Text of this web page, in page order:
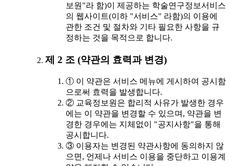
보원"라 함)이 제공하는 학술연구정보서비스
의 웹사이트(이하 "서비스" 라함)의 이용에
관한 조건 및 절차와 기타 필요한 사항을 규
정하는 것을 목적으로 합니다.
제 2 조 (약관의 효력과 변경)
① 이 약관은 서비스 메뉴에 게시하여 공시함
으로써 효력을 발생합니다.
② 교육정보원은 합리적 사유가 발생한 경우
에는 이 약관을 변경할 수 있으며, 약관을 변
경한 경우에는 지체없이 "공지사항"을 통해
공시합니다.
③ 이용자는 변경된 약관사항에 동의하지 않
으면, 언제나 서비스 이용을 중단하고 이용계